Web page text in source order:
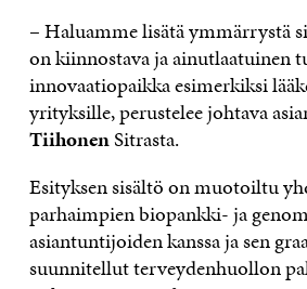
– Haluamme lisätä ymmärrystä
on kiinnostava ja ainutlaatuinen
innovaatiopaikka esimerkiksi
yrityksille, perustelee johtava
TiihonenSitrasta.
Esityksen sisältö on muotoiltu
parhaimpien biopankki- ja
asiantuntijoiden kanssa ja sen
suunnitellut terveydenhuollon